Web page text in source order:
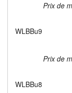
Prix de
WLBBu9
Prix de
WLBBu8